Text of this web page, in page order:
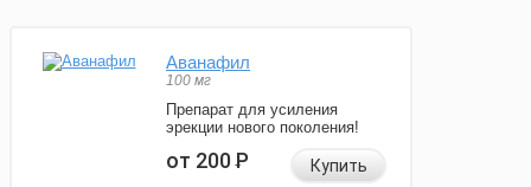
Аванафил
100 мг
Препарат для усиления
эрекции нового поколения!
от 200Р Купить